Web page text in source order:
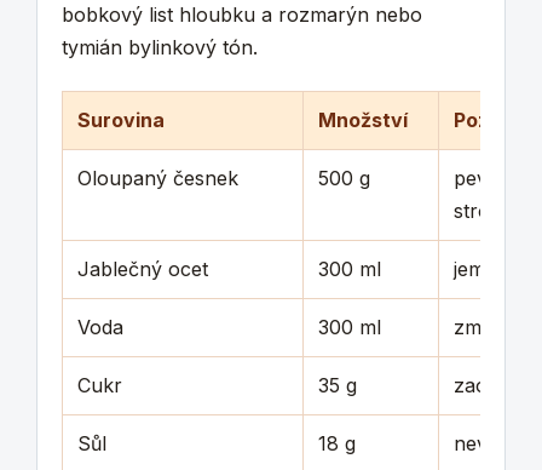
bobkový list hloubku a rozmarýn nebo
tymián bylinkový tón.
Surovina Množství
Oloupaný česnek 500 g
pevné
stroužky
Jablečný ocet 300 ml jemnější
Voda 300 ml změkčí
Cukr 35 g zaoblí
Sůl 18 g